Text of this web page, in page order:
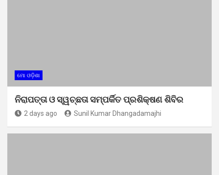
ମୋ ଓଡ଼ିଶା
ନିରାପତ୍ତା ଓ ସ୍ୱଚ୍ଛତା ସମ୍ପର୍କିତ ପ୍ରଶିକ୍ଷଣ ଶିବିର
2 days ago Sunil Kumar Dhangadamajhi